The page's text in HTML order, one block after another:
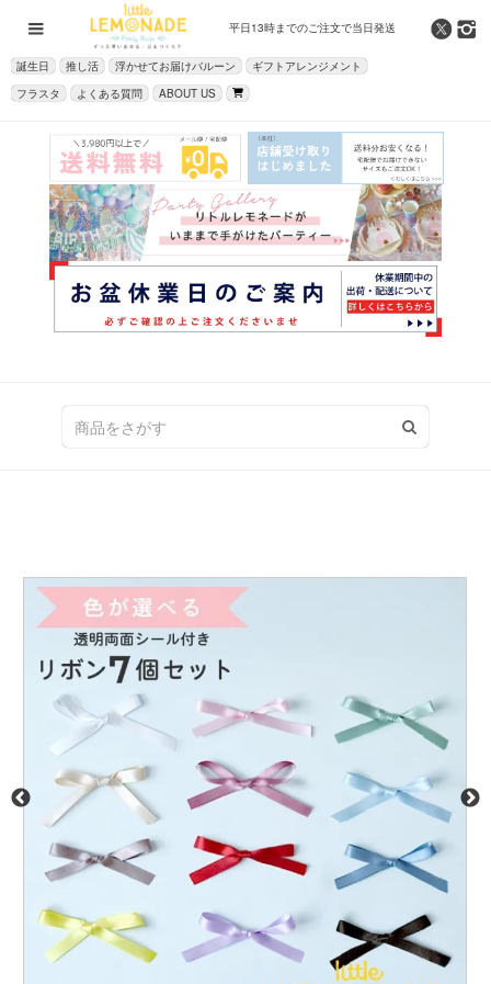
平日13時までのご注文で当日発送
誕生日 推し活 浮かせてお届けバルーン
ギフトアレンジメント
フラスタ
よくある質問 ABOUT US